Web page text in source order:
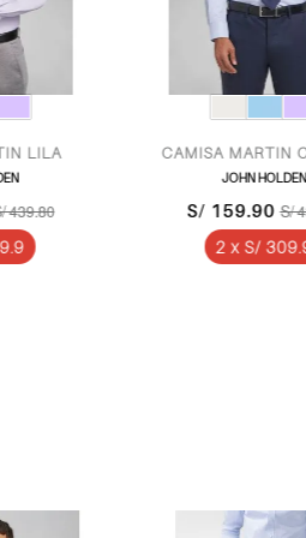
CAMISA MARTIN CELESTE
JOHN HOLDEN
S/ 159.90 S/ 439.80
2 x S/ 309.9